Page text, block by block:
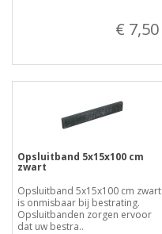
€ 7,50
Opsluitband 5x15x100 cm
zwart
Opsluitband 5x15x100 cm zwart
is onmisbaar bij bestrating.
Opsluitbanden zorgen ervoor
dat uw bestra..